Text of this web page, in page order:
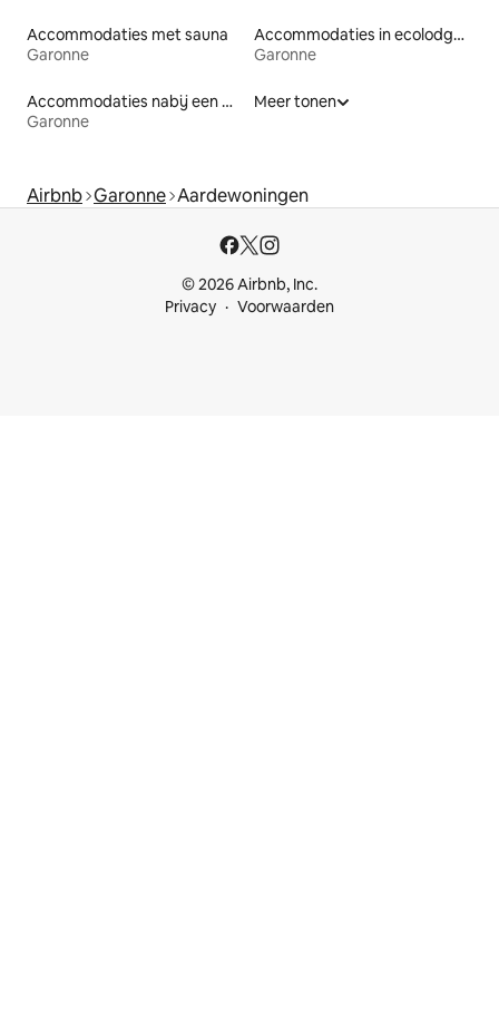
Accommodaties met sauna
Garonne
Accommodaties in ecolodges
Garonne
Accommodaties nabij een meer
Garonne
Meer tonen
Airbnb Garonne Aardewoningen
© 2026 Airbnb, Inc.
Privacy
Voorwaarden